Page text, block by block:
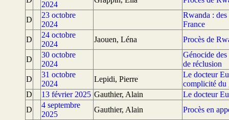
2024
D
23 octobre
2024
Rwanda :
France
D
24 octobre
2024
Jaouen, Léna Procès de
D
30 octobre
2024
Génocide
de réclusion
D
31 octobre
2024
Lepidi, Pierre
Le docteur
complicité du
D
13 février 2025 Gauthier, Alain
Le docteur
D
4 septembre
2025
Gauthier, Alain Procès en